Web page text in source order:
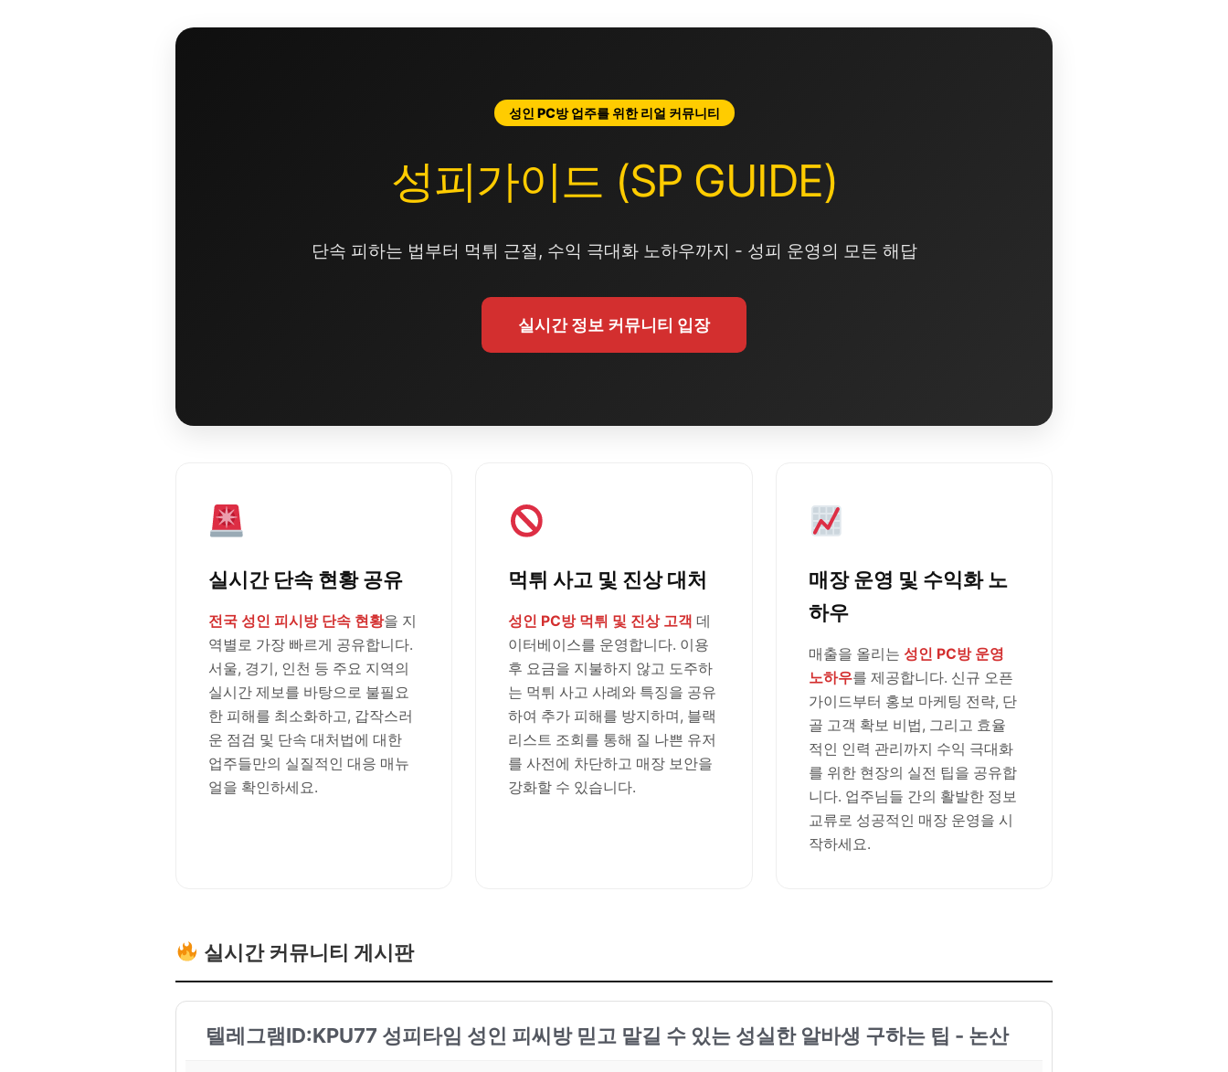
성인 PC방 업주를 위한 리얼 커뮤니티
성피가이드 (SP GUIDE)
단속 피하는 법부터 먹튀 근절, 수익 극대화 노하우까지 - 성피 운영의 모든 해답
실시간 정보 커뮤니티 입장
실시간 단속 현황 공유
전국 성인 피시방 단속 현황을 지
역별로 가장 빠르게 공유합니다.
서울, 경기, 인천 등 주요 지역의
실시간 제보를 바탕으로 불필요
한 피해를 최소화하고, 갑작스러
운 점검 및 단속 대처법에 대한
업주들만의 실질적인 대응 매뉴
얼을 확인하세요.
먹튀 사고 및 진상 대처
성인 PC방 먹튀 및 진상 고객 데
이터베이스를 운영합니다. 이용
후 요금을 지불하지 않고 도주하
는 먹튀 사고 사례와 특징을 공유
하여 추가 피해를 방지하며, 블랙
리스트 조회를 통해 질 나쁜 유저
를 사전에 차단하고 매장 보안을
강화할 수 있습니다.
매장 운영 및 수익화 노
하우
매출을 올리는 성인 PC방 운영
노하우를 제공합니다. 신규 오픈
가이드부터 홍보 마케팅 전략, 단
골 고객 확보 비법, 그리고 효율
적인 인력 관리까지 수익 극대화
를 위한 현장의 실전 팁을 공유합
니다. 업주님들 간의 활발한 정보
교류로 성공적인 매장 운영을 시
작하세요.
실시간 커뮤니티 게시판
텔레그램ID:KPU77 성피타임 성인 피씨방 믿고 맡길 수 있는 성실한 알바생 구하는 팁 - 논산